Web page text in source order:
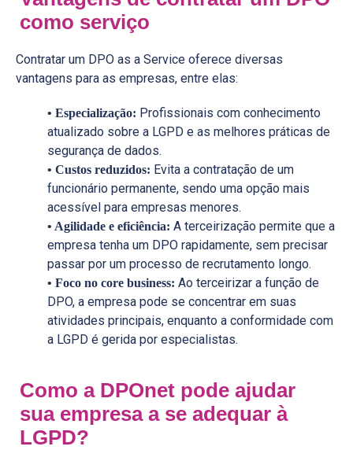
como serviço
Contratar um DPO as a Service oferece diversas
vantagens para as empresas, entre elas:
• Especialização: Profissionais com conhecimento
atualizado sobre a LGPD e as melhores práticas de
segurança de dados.
• Custos reduzidos: Evita a contratação de um
funcionário permanente, sendo uma opção mais
acessível para empresas menores.
• Agilidade e eficiência: A terceirização permite que a
empresa tenha um DPO rapidamente, sem precisar
passar por um processo de recrutamento longo.
• Foco no core business: Ao terceirizar a função de
DPO, a empresa pode se concentrar em suas
atividades principais, enquanto a conformidade com
a LGPD é gerida por especialistas.
Como a DPOnet pode ajudar
sua empresa a se adequar à
LGPD?